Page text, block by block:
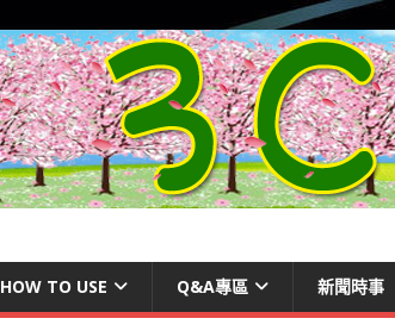
HOW TO USE Q&A專區 新聞時事